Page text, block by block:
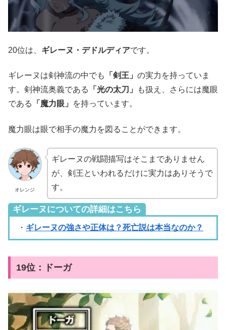
20位は、 ギレーヌ・デドルディアです。
ギレーヌは剣神流の中でも 「剣王」 の実力を持っていま
す。剣神流奥義である
「光の太刀」
も扱え、さらには魔眼
である
「魔力眼」 を持っています。
魔力眼は眼で相手の魔力を図ることができます。
オレンジ
ギレーヌの戦闘描写はそこまでありません
が、剣王といわれるだけに実力はありそうで
す。
ギレーヌについての詳細はこちら
・ ギレーヌの強さや正体は？死亡説は本当なのか？
19位：ドーガ